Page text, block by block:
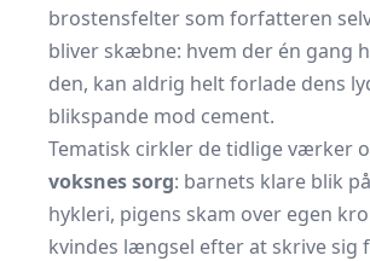
brostensfelter som forfatteren
bliver skæbne: hvem der én gang
den, kan aldrig helt forlade dens
blikspande mod cement.
Tematisk cirkler de tidlige værker
voksnes sorg: barnets klare blik
hykleri, pigens skam over egen
kvindes længsel efter at skrive sig